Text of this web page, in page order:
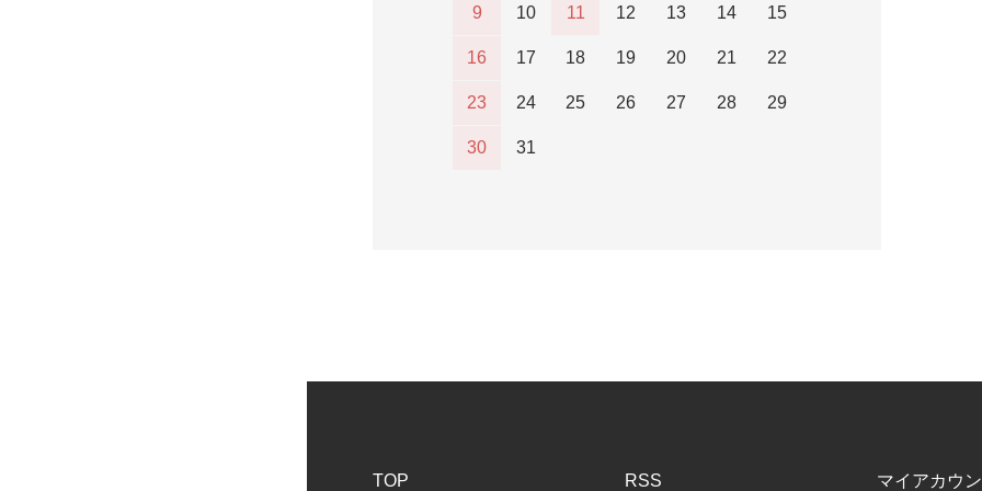
9 10 11 12 13 14 15
16 17 18 19 20 21 22
23 24 25 26 27 28 29
30 31
TOP RSS マイアカウ